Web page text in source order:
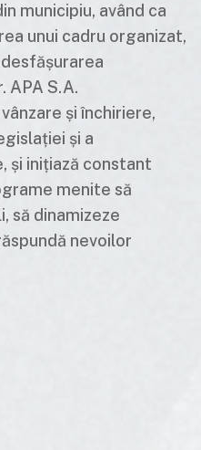
municipiu, având ca
unui cadru organizat,
APA S.A.
și închiriere,
și a
și inițiază constant
menite să
să dinamizeze
nevoilor